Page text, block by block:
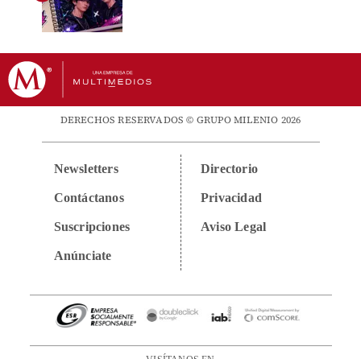
DERECHOS RESERVADOS © GRUPO MILENIO 2026
Newsletters
Contáctanos
Suscripciones
Anúnciate
Directorio
Privacidad
Aviso Legal